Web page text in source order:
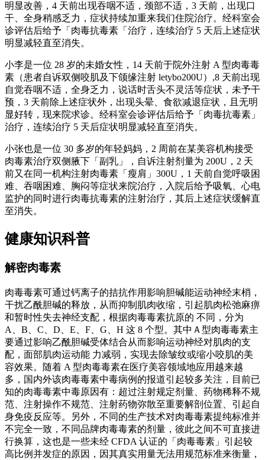
明显改善，4 天前出现吞咽不适，颈部不适，3 天前，出现口
干、全身稍感乏力，症状持续加重来我们住院治疗。经科室会
诊评估后给予「肉毒抗毒素「治疗，连续治疗 5 天后上述症状
明显减轻直至消失。
小李是一位 28 岁的未婚女性，14 天前于院外注射 A 型肉毒毒
素（患者自诉双侧咬肌及下颌缘注射 letybo200U）,8 天前出现
自觉吞咽不适，全身乏力，说话时舌头不灵活等症状，未予干
预，3 天前除上述症状外，出现头晕、食欲减退症状，且无明
显好转，现来院求诊。经科室会诊评估后给予「肉毒抗毒素」
治疗，连续治疗 5 天后症状明显减轻直至消失。
小张也是一位 30 多岁的年轻妈妈，2 周前在某美容机构接受
肉毒素治疗双侧腋下「副乳」，自诉注射剂量为 200U，2 天
前又在同一机构注射肉毒素「瘦肩」300U，1 天前自觉呼吸困
难、吞咽困难、胸闷等症状来院治疗，入院后给予吸氧、心电
监护的同时进行肉毒抗毒素的注射治疗，其后上述症状缓解直
至消失。
健康知识科普
解密肉毒素
肉毒毒素可通过钙离子的拮抗作用影响胆碱能运动神经末梢，
干扰乙酰胆碱的释放，从而抑制肌肉收缩，引起肌肉松弛麻痹
和暂时性失去神经支配，根据肉毒毒素抗原的 不同，分为
A、B、C、D、E、F、G、H 这 8 个型。其中Ａ型肉毒毒素主
要通过影响乙酰胆碱受体结合从而影响运动神经对肌肉的支
配，面部肌肉运动能 力减弱，实现去除皱纹或缩小咬肌的美
容效果。随着 A 型肉毒毒素在医疗美容领域地应用越来越
多，国内外该肉毒毒素中毒病例的报道引起较多关注，目前已
知的肉毒毒素中毒原因有：超过注射规定剂量、药物稀释不规
范、注射操作不规范、注射药物弥散至重要解剖位置、引起自
身免疫反应等。另外，不同的生产技术对肉毒毒素提纯标准并
不完全一致，不同品牌肉毒毒素的剂量，彼此之间不可直接进
行换算，这也是一些未经 CFDA 认证的「肉毒毒素」引起较
高比例并发症的原因，因其真实用量无法用规范标准来衡量，